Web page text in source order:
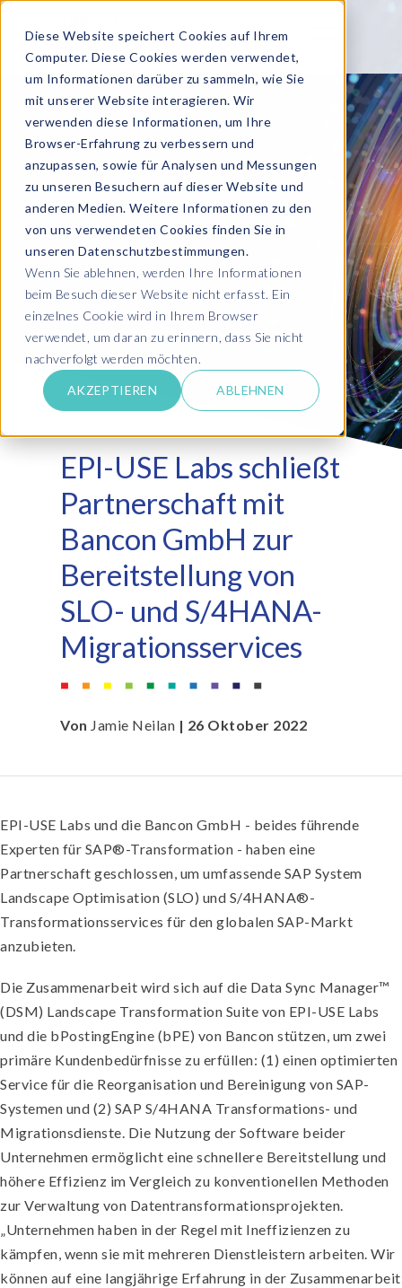
Diese Website speichert Cookies auf Ihrem
Computer. Diese Cookies werden verwendet,
um Informationen darüber zu sammeln, wie Sie
mit unserer Website interagieren. Wir
verwenden diese Informationen, um Ihre
Browser-Erfahrung zu verbessern und
anzupassen, sowie für Analysen und Messungen
zu unseren Besuchern auf dieser Website und
anderen Medien. Weitere Informationen zu den
von uns verwendeten Cookies finden Sie in
unseren Datenschutzbestimmungen.
Wenn Sie ablehnen, werden Ihre Informationen
beim Besuch dieser Website nicht erfasst. Ein
einzelnes Cookie wird in Ihrem Browser
verwendet, um daran zu erinnern, dass Sie nicht
nachverfolgt werden möchten.
AKZEPTIEREN ABLEHNEN
EPI-USE Labs schließt
Partnerschaft mit
Bancon GmbH zur
Bereitstellung von
SLO- und S/4HANA-
Migrationsservices
Von Jamie Neilan | 26 Oktober 2022
EPI-USE Labs und die Bancon GmbH - beides führende
Experten für SAP®-Transformation - haben eine
Partnerschaft geschlossen, um umfassende SAP System
Landscape Optimisation (SLO) und S/4HANA®-
Transformationsservices für den globalen SAP-Markt
anzubieten.
Die Zusammenarbeit wird sich auf die Data Sync Manager™
(DSM) Landscape Transformation Suite von EPI-USE Labs
und die bPostingEngine (bPE) von Bancon stützen, um zwei
primäre Kundenbedürfnisse zu erfüllen: (1) einen optimierten
Service für die Reorganisation und Bereinigung von SAP-
Systemen und (2) SAP S/4HANA Transformations- und
Migrationsdienste. Die Nutzung der Software beider
Unternehmen ermöglicht eine schnellere Bereitstellung und
höhere Effizienz im Vergleich zu konventionellen Methoden
zur Verwaltung von Datentransformationsprojekten.
„Unternehmen haben in der Regel mit Ineffizienzen zu
kämpfen, wenn sie mit mehreren Dienstleistern arbeiten. Wir
können auf eine langjährige Erfahrung in der Zusammenarbeit